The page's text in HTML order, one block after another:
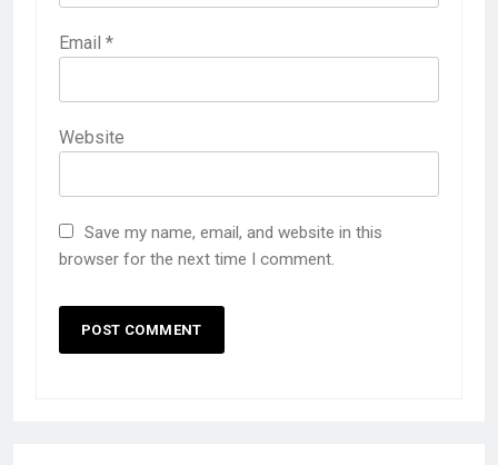
Email *
Website
Save my name, email, and website in this
browser for the next time I comment.